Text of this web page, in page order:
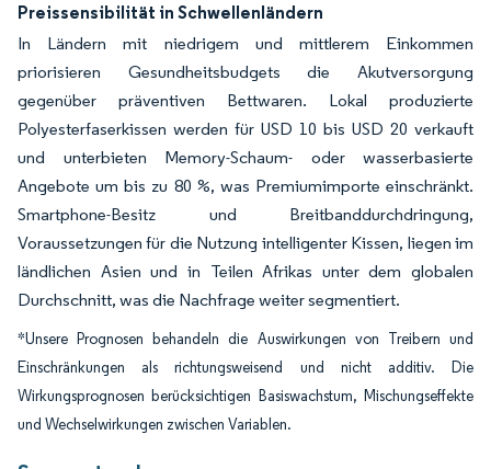
Preissensibilität in Schwellenländern
In Ländern mit niedrigem und mittlerem Einkommen
priorisieren Gesundheitsbudgets die Akutversorgung
gegenüber präventiven Bettwaren. Lokal produzierte
Polyesterfaserkissen werden für USD 10 bis USD 20 verkauft
und unterbieten Memory-Schaum- oder wasserbasierte
Angebote um bis zu 80 %, was Premiumimporte einschränkt.
Smartphone-Besitz und Breitbanddurchdringung,
Voraussetzungen für die Nutzung intelligenter Kissen, liegen im
ländlichen Asien und in Teilen Afrikas unter dem globalen
Durchschnitt, was die Nachfrage weiter segmentiert.
*Unsere Prognosen behandeln die Auswirkungen von Treibern und
Einschränkungen als richtungsweisend und nicht additiv. Die
Wirkungsprognosen berücksichtigen Basiswachstum, Mischungseffekte
und Wechselwirkungen zwischen Variablen.